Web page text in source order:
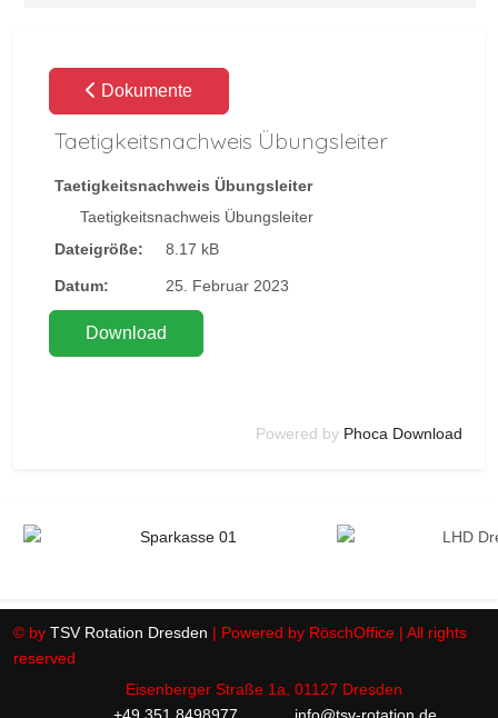
Dokumente
Taetigkeitsnachweis Übungsleiter
Taetigkeitsnachweis Übungsleiter
Taetigkeitsnachweis Übungsleiter
Dateigröße:
8.17 kB
Datum: 25. Februar 2023
Powered by Phoca Download
© by TSV Rotation Dresden | Powered by RöschOffice | All rights
reserved
Eisenberger Straße 1a, 01127 Dresden